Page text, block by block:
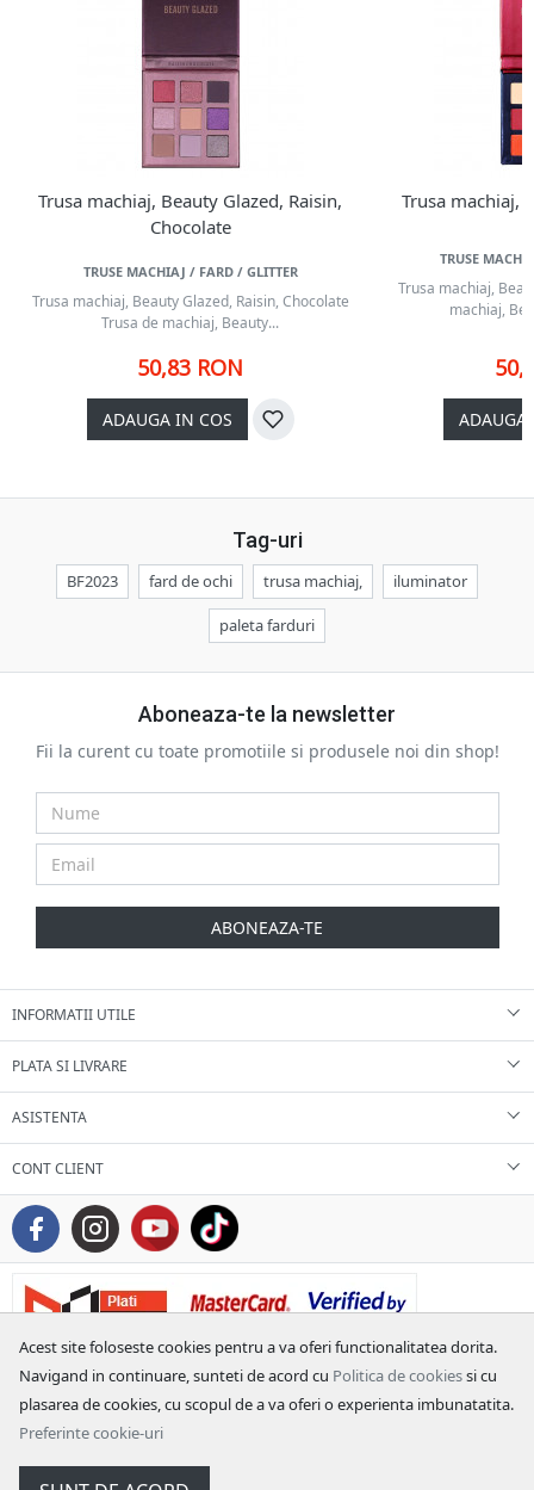
Acest site foloseste cookies pentru a va oferi functionalitatea dorita.
Navigand in continuare, sunteti de acord cu Politica de cookiessi cu
plasarea de cookies, cu scopul de a va oferi o experienta imbunatatita.
Preferinte cookie-uri
Trusa machiaj, Beauty Glazed, Raisin,
Chocolate
TRUSE MACHIAJ / FARD / GLITTER
Trusa machiaj, Beauty Glazed, Raisin, Chocolate
Trusa de machiaj, Beauty...
50,83 RON
ADAUGA IN COS
Trusa machiaj,
TRUSE
Trusa machiaj,
machiaj,
ADAUGA
Tag-uri
BF2023 fard de ochi trusa machiaj, iluminator
paleta farduri
Aboneaza-te la newsletter
Fii la curent cu toate promotiile si produsele noi din shop!
ABONEAZA-TE
INFORMATII UTILE
PLATA SI LIVRARE
ASISTENTA
CONT CLIENT